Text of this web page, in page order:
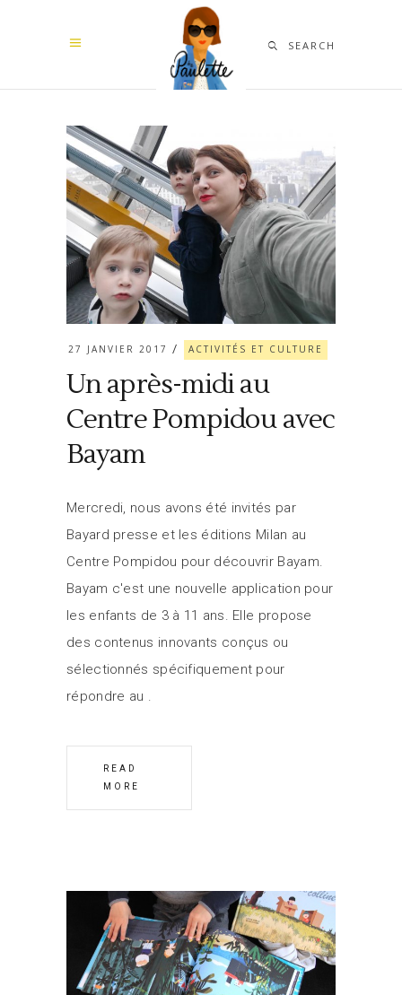
SEARCH
27 JANVIER 2017 ACTIVITÉS ET CULTURE
Un après-midi au
Centre Pompidou avec
Bayam
Mercredi, nous avons été invités par
Bayard presse et les éditions Milan au
Centre Pompidou pour découvrir Bayam.
Bayam c'est une nouvelle application pour
les enfants de 3 à 11 ans. Elle propose
des contenus innovants conçus ou
sélectionnés spécifiquement pour
répondre au
READ
MORE